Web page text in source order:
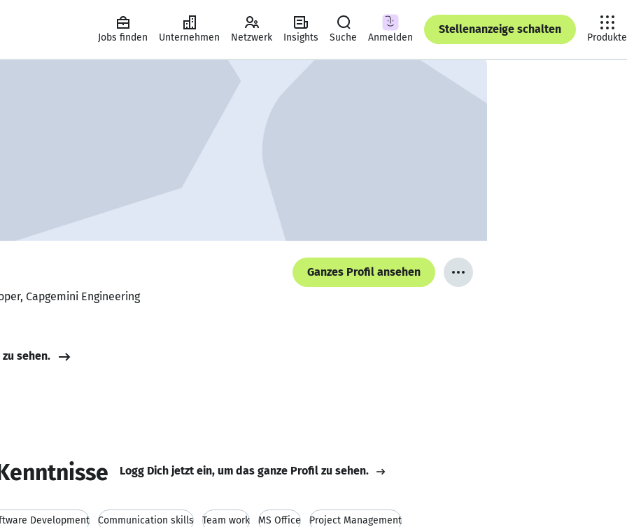
Jobs finden Unternehmen Netzwerk Insights Suche Anmelden
Stellenanzeige schalten
Produkte
Ganzes Profil ansehen
Capgemini Engineering
sehen.
Logg Dich jetzt ein, um das ganze Profil zu sehen.
Development Communication skills Team work MS Office Project Management